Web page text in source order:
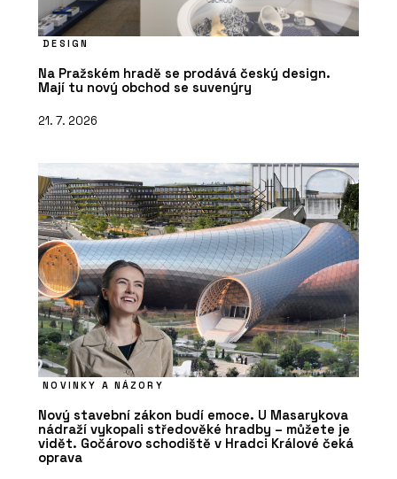
DESIGN
Na Pražském hradě se prodává český design.
Mají tu nový obchod se suvenýry
21. 7. 2026
NOVINKY A NÁZORY
Nový stavební zákon budí emoce. U Masarykova
nádraží vykopali středověké hradby – můžete je
vidět. Gočárovo schodiště v Hradci Králové čeká
oprava